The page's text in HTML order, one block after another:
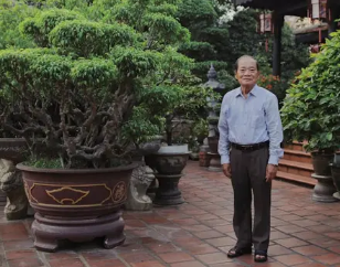
không phải những đích đến quá lớn, mà
tiến về phía trước.